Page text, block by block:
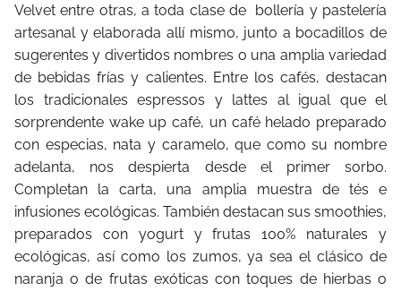
Velvet entre otras, a toda clase de bollería y pastelería
artesanal y elaborada allí mismo, junto a bocadillos de
sugerentes y divertidos nombres o una amplia variedad
de bebidas frías y calientes. Entre los cafés, destacan
los tradicionales espressos y lattes al igual que el
sorprendente wake up café, un café helado preparado
con especias, nata y caramelo, que como su nombre
adelanta, nos despierta desde el primer sorbo.
Completan la carta, una amplia muestra de tés e
infusiones ecológicas. También destacan sus smoothies,
preparados con yogurt y frutas 100% naturales y
ecológicas, así como los zumos, ya sea el clásico de
naranja o de frutas exóticas con toques de hierbas o